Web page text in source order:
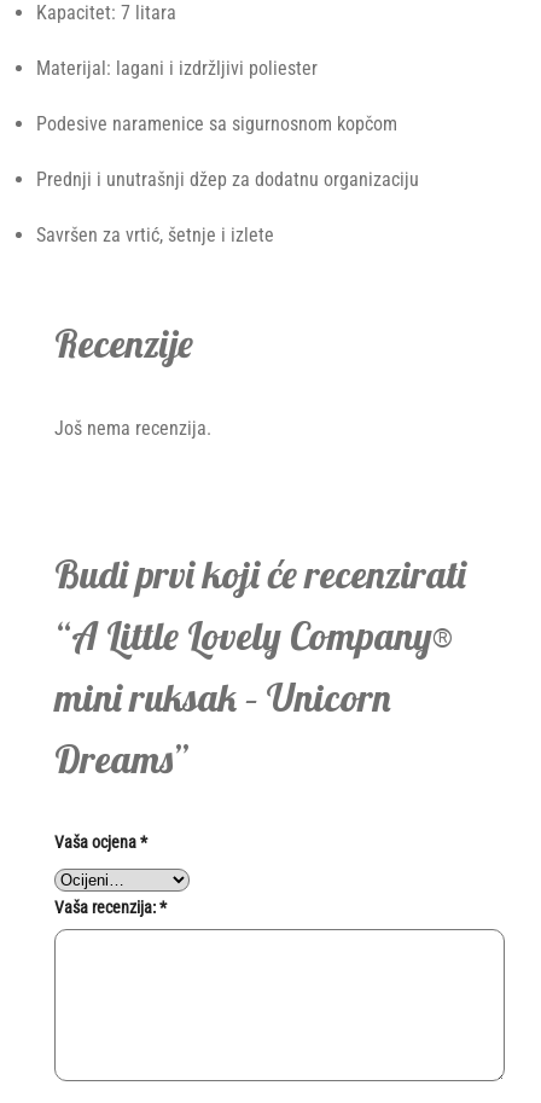
Kapacitet: 7 litara
Materijal: lagani i izdržljivi poliester
Podesive naramenice sa sigurnosnom kopčom
Prednji i unutrašnji džep za dodatnu organizaciju
Savršen za vrtić, šetnje i izlete
Recenzije
Još nema recenzija.
Budi prvi koji će recenzirati
“A Little Lovely Company®
mini ruksak – Unicorn
Dreams”
Vaša ocjena*
Vaša recenzija:*